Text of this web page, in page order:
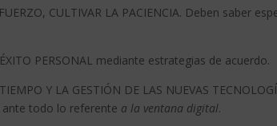
CULTIVAR LA PACIENCIA. Deben saber
PERSONAL mediante estrategias de acuerdo.
Y LA GESTIÓN DE LAS NUEVAS
todo lo referente a la ventana digital.